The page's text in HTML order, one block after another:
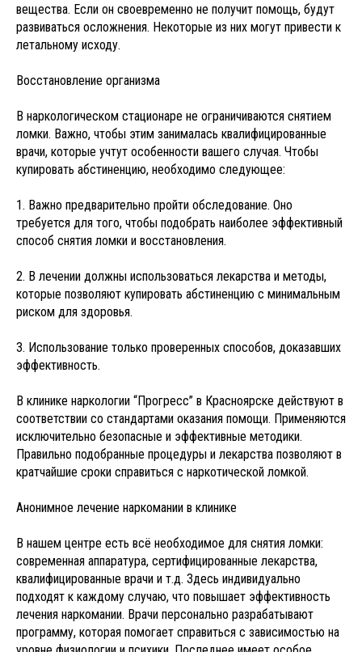
вещества. Если он своевременно не получит помощь, будут
развиваться осложнения. Некоторые из них могут привести к
летальному исходу.
Восстановление организма
В наркологическом стационаре не ограничиваются снятием
ломки. Важно, чтобы этим занималась квалифицированные
врачи, которые учтут особенности вашего случая. Чтобы
купировать абстиненцию, необходимо следующее:
1. Важно предварительно пройти обследование. Оно
требуется для того, чтобы подобрать наиболее эффективный
способ снятия ломки и восстановления.
2. В лечении должны использоваться лекарства и методы,
которые позволяют купировать абстиненцию с минимальным
риском для здоровья.
3. Использование только проверенных способов, доказавших
эффективность.
В клинике наркологии “Прогресс” в Красноярске действуют в
соответствии со стандартами оказания помощи. Применяются
исключительно безопасные и эффективные методики.
Правильно подобранные процедуры и лекарства позволяют в
кратчайшие сроки справиться с наркотической ломкой.
Анонимное лечение наркомании в клинике
В нашем центре есть всё необходимое для снятия ломки:
современная аппаратура, сертифицированные лекарства,
квалифицированные врачи и т.д. Здесь индивидуально
подходят к каждому случаю, что повышает эффективность
лечения наркомании. Врачи персонально разрабатывают
программу, которая помогает справиться с зависимостью на